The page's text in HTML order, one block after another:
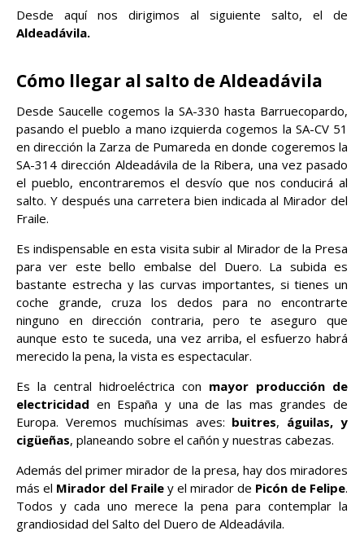
Desde aquí nos dirigimos al siguiente salto, el de
Aldeadávila.
Cómo llegar al salto de Aldeadávila
Desde Saucelle cogemos la SA-330 hasta Barruecopardo,
pasando el pueblo a mano izquierda cogemos la SA-CV 51
en dirección la Zarza de Pumareda en donde cogeremos la
SA-314 dirección Aldeadávila de la Ribera, una vez pasado
el pueblo, encontraremos el desvío que nos conducirá al
salto. Y después una carretera bien indicada al Mirador del
Fraile.
Es indispensable en esta visita subir al Mirador de la Presa
para ver este bello embalse del Duero. La subida es
bastante estrecha y las curvas importantes, si tienes un
coche grande, cruza los dedos para no encontrarte
ninguno en dirección contraria, pero te aseguro que
aunque esto te suceda, una vez arriba, el esfuerzo habrá
merecido la pena, la vista es espectacular.
Es la central hidroeléctrica con mayor producción de
electricidad en España y una de las mas grandes de
Europa. Veremos muchísimas aves: buitres, águilas, y
cigüeñas, planeando sobre el cañón y nuestras cabezas.
Además del primer mirador de la presa, hay dos miradores
más el Mirador del Fraile y el mirador de Picón de Felipe.
Todos y cada uno merece la pena para contemplar la
grandiosidad del Salto del Duero de Aldeadávila.